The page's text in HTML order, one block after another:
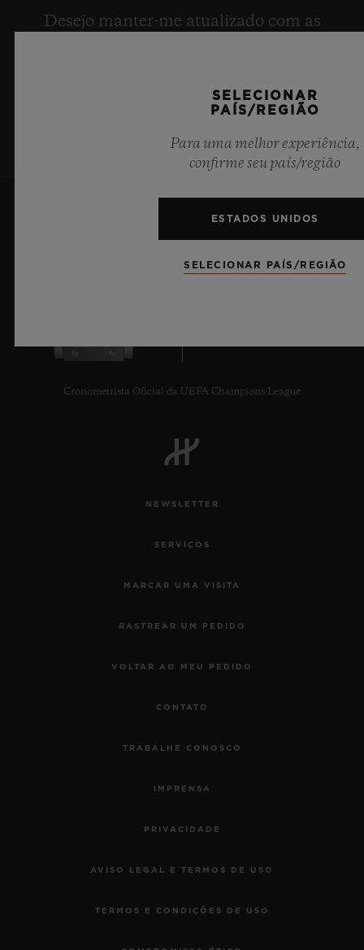
Desejo manter-me atualizado com as
INSCREVA-SE
Cronometrista Oficial da UEFA Champions League
NEWSLETTER
SERVIÇOS
MARCAR UMA VISITA
RASTREAR UM PEDIDO
VOLTAR AO MEU PEDIDO
CONTATO
TRABALHE CONOSCO
IMPRENSA
PRIVACIDADE
AVISO LEGAL E TERMOS DE USO
TERMOS E CONDIÇÕES DE USO
SELECIONAR
PAÍS/REGIÃO
Para uma melhor experiência,
confirme seu país/região
ESTADOS UNIDOS
SELECIONAR PAÍS/REGIÃO